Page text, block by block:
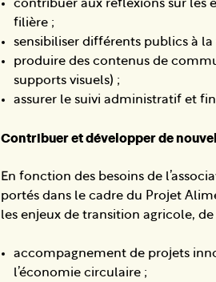
contribuer aux réflexions sur les
filière ;
sensibiliser différents publics à
produire des contenus de
supports visuels) ;
assurer le suivi administratif et
Contribuer et développer de
En fonction des besoins de
portés dans le cadre du Projet
les enjeux de transition agricole,
accompagnement de projets
l’économie circulaire ;